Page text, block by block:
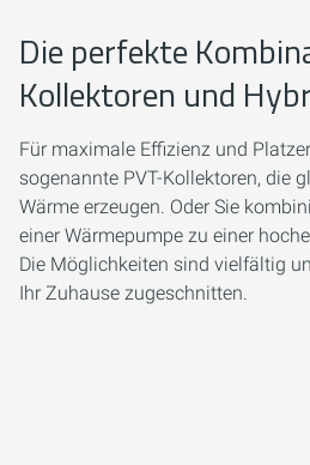
Die perfekte
Kollektoren und
Für maximale Effizienz und
sogenannte PVT-Kollektoren, die
Wärme erzeugen. Oder Sie
einer Wärmepumpe zu einer
Die Möglichkeiten sind vielfältig
Ihr Zuhause zugeschnitten.